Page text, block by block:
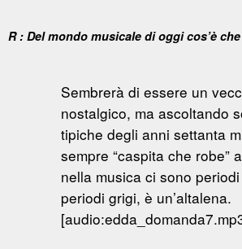
R : Del mondo musicale di oggi cos’è
Sembrerà di essere un
nostalgico, ma ascoltando
tipiche degli anni settanta
sempre “caspita che robe”
nella musica ci sono
periodi grigi, è un’altalena.